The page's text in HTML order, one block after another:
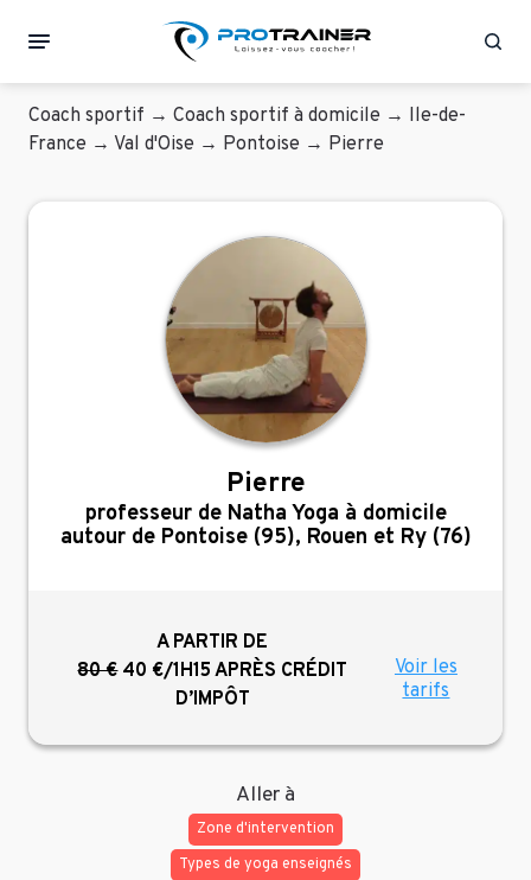
Coach sportif → Coach sportif à domicile → Ile-de-
France → Val d'Oise → Pontoise → Pierre
Pierre
professeur de Natha Yoga à domicile
autour de Pontoise (95), Rouen et Ry (76)
A PARTIR DE
80 €40 €/1H15APRÈS CRÉDIT
D’IMPÔT
Voir les
tarifs
Aller à
Zone d'intervention
Types de yoga enseignés